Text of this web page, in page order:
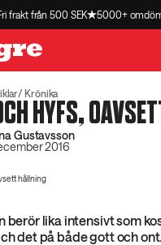
frakt från 500 SEK 5000+
Krönika
HYFS,
Gustavsson
2016
berör lika intensivt som
det på både gott och ont.